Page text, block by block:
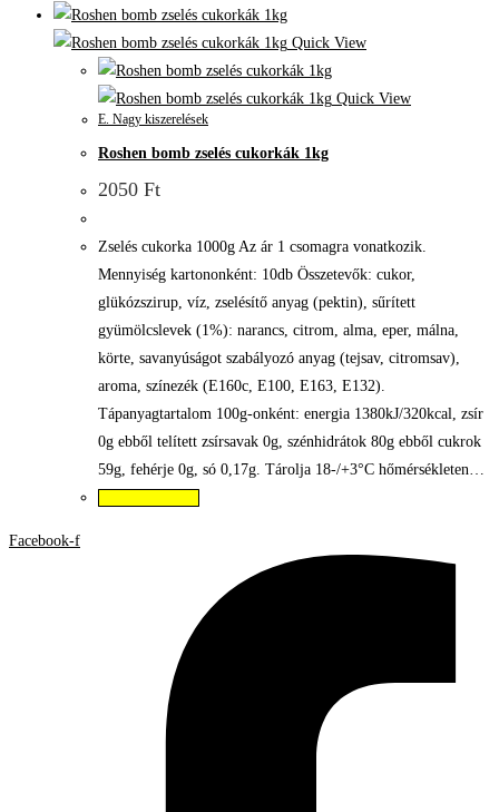
Quick View
Quick View
E. Nagy kiszerelések
Roshen bomb zselés cukorkák 1kg
2050 Ft
Zselés cukorka 1000g Az ár 1 csomagra vonatkozik.
Mennyiség kartononként: 10db Összetevők: cukor,
glükózszirup, víz, zselésítő anyag (pektin), sűrített
gyümölcslevek (1%): narancs, citrom, alma, eper, málna,
körte, savanyúságot szabályozó anyag (tejsav, citromsav),
aroma, színezék (E160c, E100, E163, E132).
Tápanyagtartalom 100g-onként: energia 1380kJ/320kcal, zsír
0g ebből telített zsírsavak 0g, szénhidrátok 80g ebből cukrok
59g, fehérje 0g, só 0,17g. Tárolja 18-/+3°C hőmérsékleten…
Facebook-f